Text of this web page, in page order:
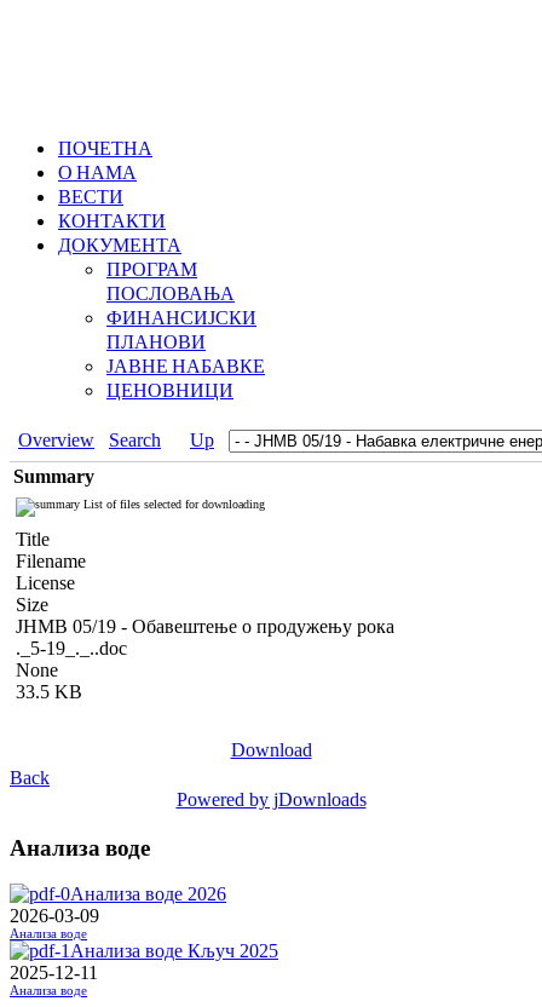
ПОЧЕТНА
О НАМА
ВЕСТИ
КОНТАКТИ
ДОКУМЕНТА
ПРОГРАМ
ПОСЛОВАЊА
ФИНАНСИЈСКИ
ПЛАНОВИ
ЈАВНЕ НАБАВКЕ
ЦЕНОВНИЦИ
Overview Search
Up
Summary
List of files selected for downloading
Title
Filename
License
Size
ЈНМВ 05/19 - Обавештење о продужењу рока
._5-19_._..doc
None
33.5 KB
Download
Back
Powered by jDownloads
Анализа воде
Анализа воде 2026
2026-03-09
Анализа воде
Анализа воде Кључ 2025
2025-12-11
Анализа воде